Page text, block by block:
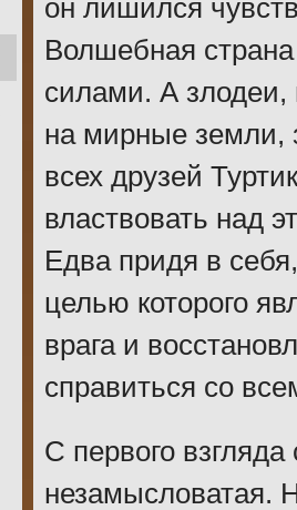
он лишился
Волшебная
силами. А злодеи,
на мирные земли,
всех друзей
властвовать над
Едва придя в
целью которого
врага и
справиться со
С первого взгляда
незамысловатая.